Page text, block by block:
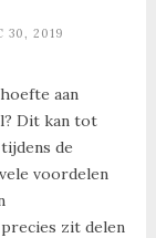
30, 2019
aan
Dit kan tot
de
voordelen
zit delen